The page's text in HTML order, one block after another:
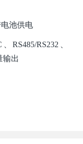
池供电
RS485/RS232、
输出